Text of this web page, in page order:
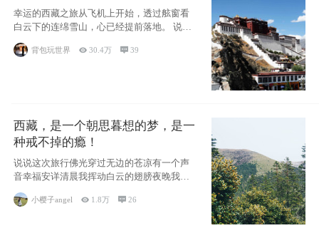
幸运的西藏之旅从飞机上开始，透过舷窗看
白云下的连绵雪山，心已经提前落地。 说此
背包玩世界  30.4万  39
西藏，是一个朝思暮想的梦，是一
种戒不掉的瘾！
说说这次旅行佛光穿过无边的苍凉有一个声
音幸福安详清晨我挥动白云的翅膀夜晚我匍
匐在你的
小樱子angel  1.8万 26